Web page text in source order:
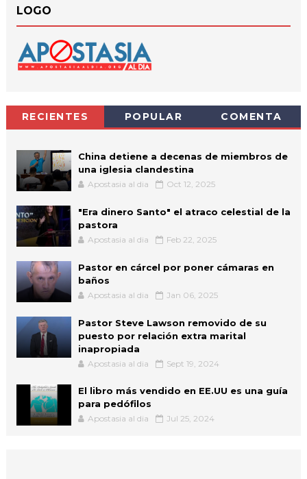
LOGO
RECIENTES POPULAR COMENTA
China detiene a decenas de miembros de
una iglesia clandestina
Apostasia al dia Oct 12, 2025
"Era dinero Santo" el atraco celestial de la
pastora
Apostasia al dia Feb 22, 2025
Pastor en cárcel por poner cámaras en
baños
Apostasia al dia Jan 06, 2025
Pastor Steve Lawson removido de su
puesto por relación extra marital
inapropiada
Apostasia al dia Sept 19, 2024
El libro más vendido en EE.UU es una guía
para pedófilos
Apostasia al dia Jul 25, 2024